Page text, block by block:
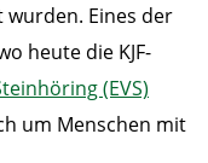
Eines der
heute die KJF-
(EVS)
um Menschen mit